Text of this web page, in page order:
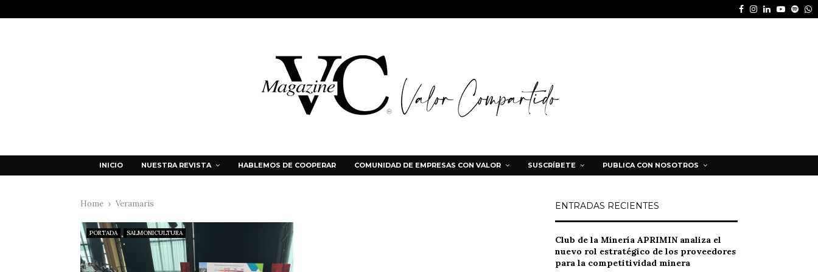
Facebook
Instagram
LinkedinYoutube
INICIO NUESTRA REVISTA HABLEMOS DE COOPERAR COMUNIDAD DE EMPRESAS CON VALOR SUSCRÍBETE PUBLICA CON NOSOTROS
Home Veramaris
PORTADA SALMONICULTURA
ENTRADAS RECIENTES
Club de la Minería APRIMIN analiza el
nuevo rol estratégico de los proveedores
para la competitividad minera